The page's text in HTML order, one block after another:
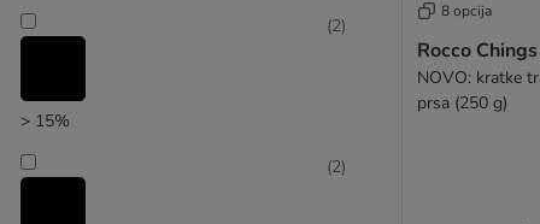
> 15%
(2)
(2)
8 opcija
Rocco Chings
NOVO: kratke
prsa (250 g)